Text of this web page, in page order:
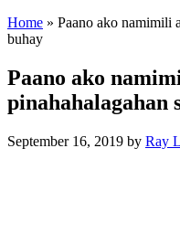
Home » Paano ako namimili
buhay
Paano ako
pinahahalagahan
September 16, 2019 by Ray